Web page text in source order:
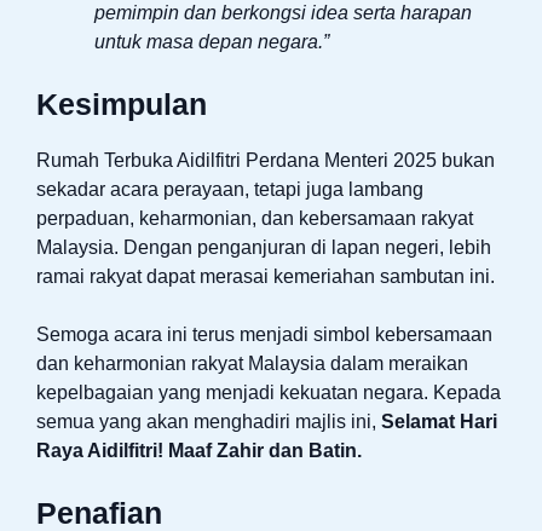
pemimpin dan berkongsi idea serta harapan
untuk masa depan negara.”
Kesimpulan
Rumah Terbuka Aidilfitri Perdana Menteri 2025 bukan
sekadar acara perayaan, tetapi juga lambang
perpaduan, keharmonian, dan kebersamaan rakyat
Malaysia. Dengan penganjuran di lapan negeri, lebih
ramai rakyat dapat merasai kemeriahan sambutan ini.
Semoga acara ini terus menjadi simbol kebersamaan
dan keharmonian rakyat Malaysia dalam meraikan
kepelbagaian yang menjadi kekuatan negara. Kepada
semua yang akan menghadiri majlis ini, Selamat Hari
Raya Aidilfitri! Maaf Zahir dan Batin.
Penafian